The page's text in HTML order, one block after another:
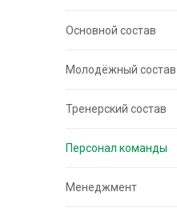
Основной состав
Молодёжный состав
Тренерский состав
Персонал команды
Менеджмент